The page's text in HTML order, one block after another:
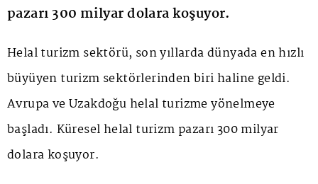
pazarı 300 milyar dolara koşuyor.
Helal turizm sektörü, son yıllarda dünyada en hızlı
büyüyen turizm sektörlerinden biri haline geldi.
Avrupa ve Uzakdoğu helal turizme yönelmeye
başladı. Küresel helal turizm pazarı 300 milyar
dolara koşuyor.